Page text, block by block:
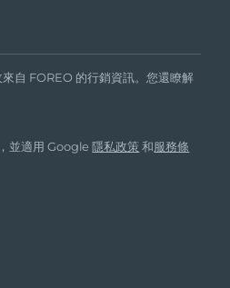
自 FOREO 的行銷資訊。您還瞭解
並適用 Google隱私政策 和服務條